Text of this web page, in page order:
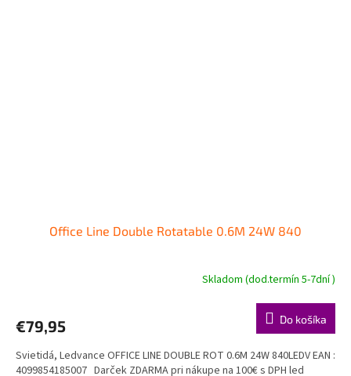
Office Line Double Rotatable 0.6M 24W 840
Skladom (dod.termín 5-7dní )
€79,95 Do košíka
Svietidá, Ledvance OFFICE LINE DOUBLE ROT 0.6M 24W 840LEDV EAN :
4099854185007 Darček ZDARMA pri nákupe na 100€ s DPH led